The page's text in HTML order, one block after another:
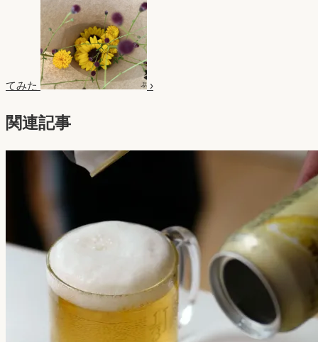
てみた ›
関連記事